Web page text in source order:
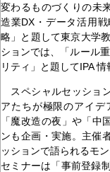
変わるものづくりの未
造業DX・データ活用
略」と題して東京大学
ションでは、「ルール
リティ」と題してIPA
スペシャルセッショ
アたちが極限のアイデ
「魔改造の夜」や「中
ンも企画・実施。主催
ッションで語られるモ
セミナーは「事前登録